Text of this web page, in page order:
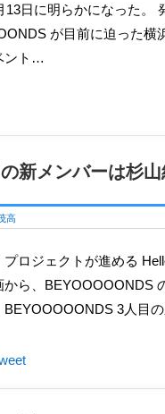
13日に明らかになった。
が目前に迫った横
ント…
新メンバーは杉
高
から、BEYOOOOONDS
BEYOOOOONDS 3人目